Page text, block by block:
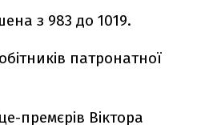
з 983 до 1019.
патронатної
премєрів Віктора